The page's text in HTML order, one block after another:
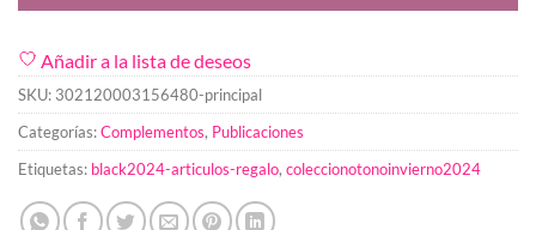
Añadir a la lista de deseos
SKU: 302120003156480-principal
Categorías:Complementos, Publicaciones
Etiquetas: black2024-articulos-regalo, coleccionotonoinvierno2024